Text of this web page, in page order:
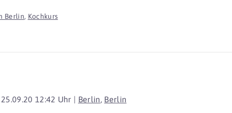
Berlin, Kochkurs
25.09.20 12:42 Uhr | Berlin, Berlin